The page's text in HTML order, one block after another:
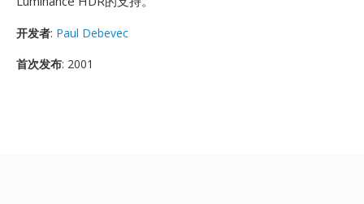
开发者: Paul Debevec
首次发布: 2001